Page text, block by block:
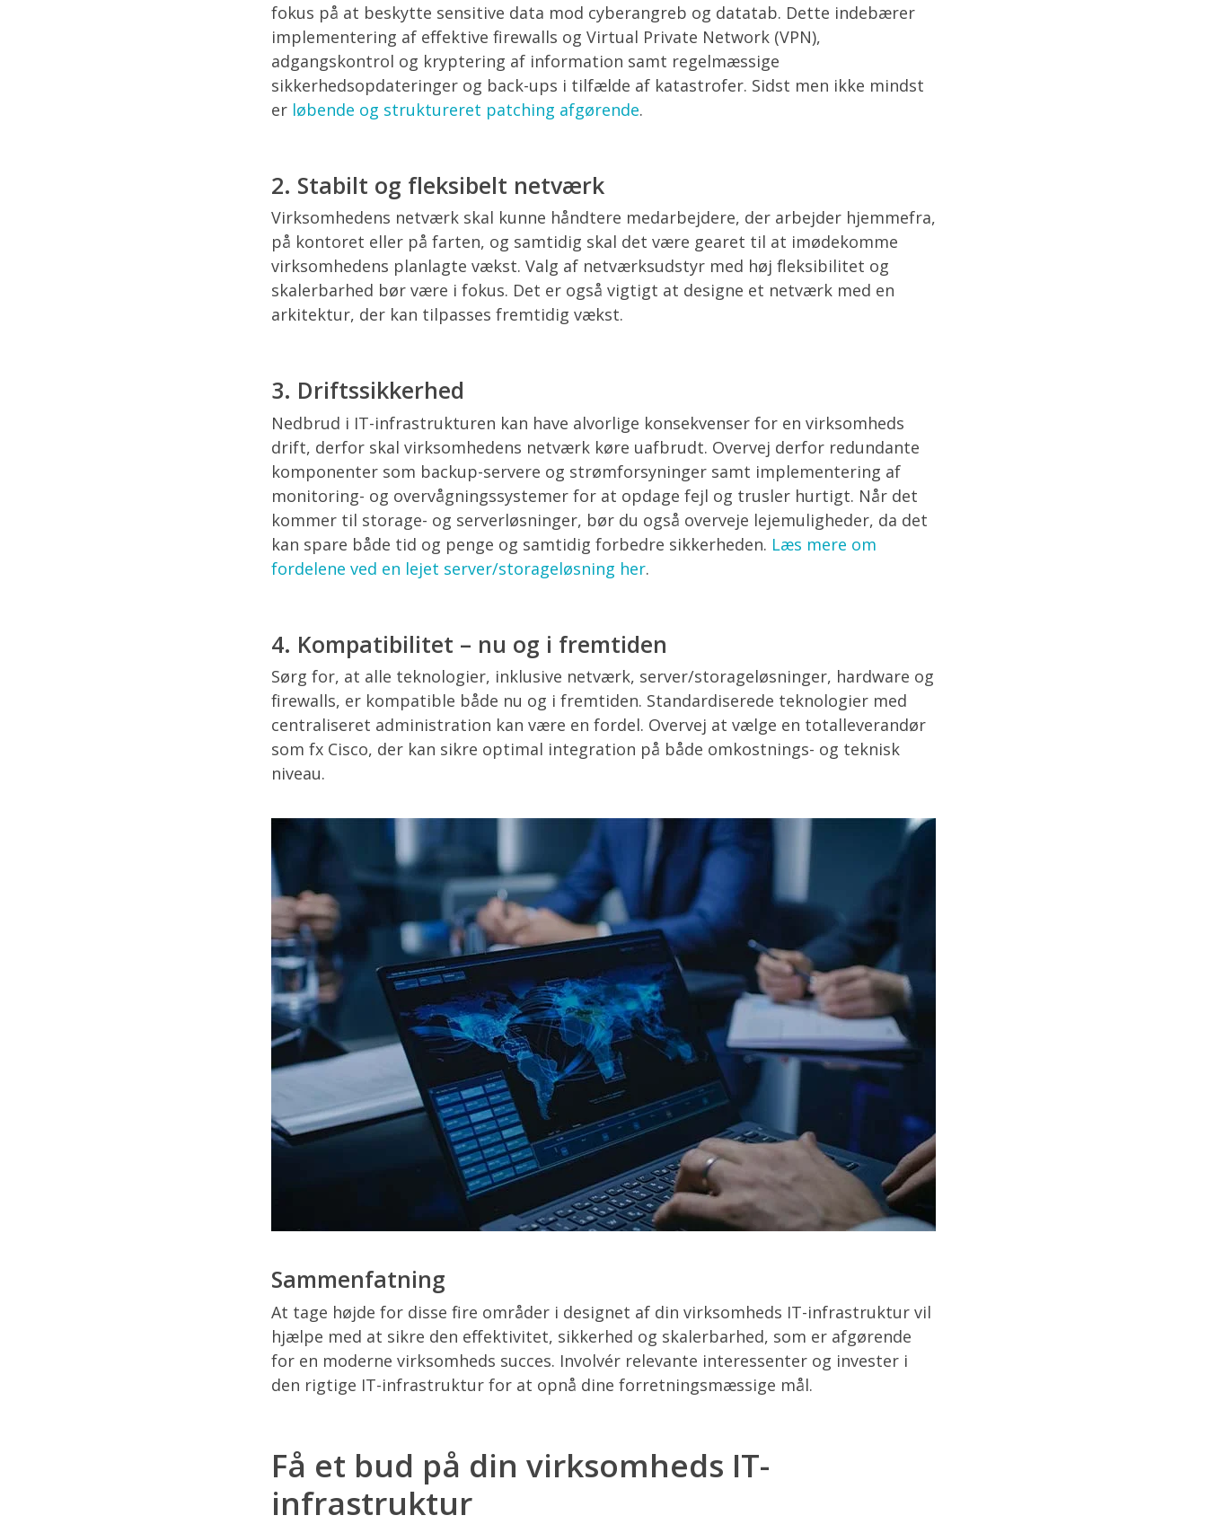
fokus på at beskytte sensitive data mod cyberangreb og datatab. Dette indebærer
implementering af effektive firewalls og Virtual Private Network (VPN),
adgangskontrol og kryptering af information samt regelmæssige
sikkerhedsopdateringer og back-ups i tilfælde af katastrofer. Sidst men ikke mindst
er løbende og struktureret patching afgørende.
2. Stabilt og fleksibelt netværk
Virksomhedens netværk skal kunne håndtere medarbejdere, der arbejder hjemmefra,
på kontoret eller på farten, og samtidig skal det være gearet til at imødekomme
virksomhedens planlagte vækst. Valg af netværksudstyr med høj fleksibilitet og
skalerbarhed bør være i fokus. Det er også vigtigt at designe et netværk med en
arkitektur, der kan tilpasses fremtidig vækst.
3. Driftssikkerhed
Nedbrud i IT-infrastrukturen kan have alvorlige konsekvenser for en virksomheds
drift, derfor skal virksomhedens netværk køre uafbrudt. Overvej derfor redundante
komponenter som backup-servere og strømforsyninger samt implementering af
monitoring- og overvågningssystemer for at opdage fejl og trusler hurtigt. Når det
kommer til storage- og serverløsninger, bør du også overveje lejemuligheder, da det
kan spare både tid og penge og samtidig forbedre sikkerheden. Læs mere om
fordelene ved en lejet server/storageløsning her.
4. Kompatibilitet – nu og i fremtiden
Sørg for, at alle teknologier, inklusive netværk, server/storageløsninger, hardware og
firewalls, er kompatible både nu og i fremtiden. Standardiserede teknologier med
centraliseret administration kan være en fordel. Overvej at vælge en totalleverandør
som fx Cisco, der kan sikre optimal integration på både omkostnings- og teknisk
niveau.
Sammenfatning
At tage højde for disse fire områder i designet af din virksomheds IT-infrastruktur vil
hjælpe med at sikre den effektivitet, sikkerhed og skalerbarhed, som er afgørende
for en moderne virksomheds succes. Involvér relevante interessenter og invester i
den rigtige IT-infrastruktur for at opnå dine forretningsmæssige mål.
Få et bud på din virksomheds IT-
infrastruktur